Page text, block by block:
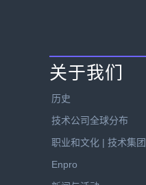
关于我们
历史
技术公司全球分布
职业和文化 | 技术集团
Enpro